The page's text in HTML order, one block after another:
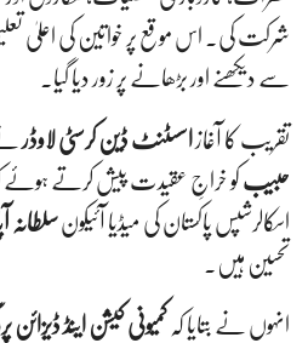
شرکت کی۔ اس موقع پر خواتین کی اعلیٰ
سے دیکھنے اور بڑھانے پر زور دیا گیا۔
تقریب کا آغاز اسسٹنٹ ڈین کرسٹی لاوڈر
حبیب کو خراجِ عقیدت پیش کرتے ہوئے
اسکالرشپس پاکستان کی میڈیا آئیکونسلطانہ
تحسین ہیں۔
انہوں نے بتایا کہ کمیونی کیشن اینڈ ڈیزائن